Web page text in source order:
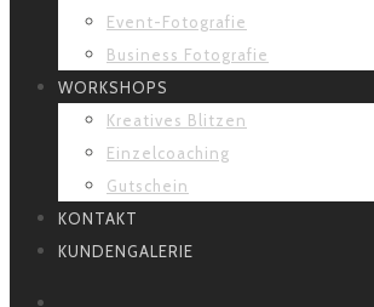
Event-Fotografie
Business Fotografie
WORKSHOPS
Kreatives Blitzen
Einzelcoaching
Gutschein
KONTAKT
KUNDENGALERIE